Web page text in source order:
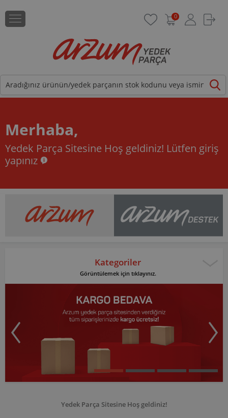
0
Merhaba,
Yedek Parça Sitesine Hoş geldiniz! Lütfen giriş
yapınız
Kategoriler
Görüntülemek için tıklayınız.
Yedek Parça Sitesine Hoş geldiniz!